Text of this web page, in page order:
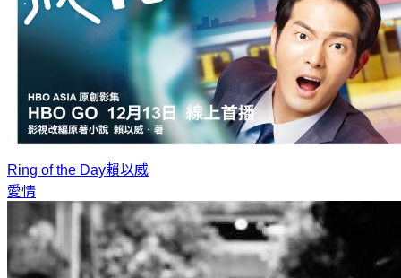
Ring of the Day賴以威
愛情